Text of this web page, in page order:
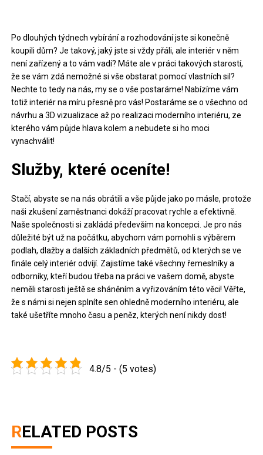
Po dlouhých týdnech vybírání a rozhodování jste si konečně
koupili dům? Je takový, jaký jste si vždy přáli, ale interiér v něm
není zařízený a to vám vadí? Máte ale v práci takových starostí,
že se vám zdá nemožné si vše obstarat pomocí vlastních sil?
Nechte to tedy na nás, my se o vše postaráme! Nabízíme vám
totižinteriér na míru přesně pro vás! Postaráme se o všechno od
návrhu a 3D vizualizace až po realizaci moderního interiéru, ze
kterého vám půjde hlava kolem a nebudete si ho moci
vynachválit!
Služby, které oceníte!
Stačí, abyste se na nás obrátili a vše půjde jako po másle, protože
naši zkušení zaměstnanci dokáží pracovat rychle a efektivně.
Naše společnosti si zakládá především na koncepci. Je pro nás
důležité být už na počátku, abychom vám pomohli s výběrem
podlah, dlažby a dalších základních předmětů, od kterých se ve
finále celý interiér odvíjí. Zajistíme také všechny řemeslníky a
odborníky, kteří budou třeba na práci ve vašem domě, abyste
neměli starosti ještě se sháněním a vyřizováním této věci! Věřte,
že s námi si nejen splníte sen ohledně moderního interiéru, ale
také ušetříte mnoho času a peněz, kterých není nikdy dost!
4.8/5 - (5 votes)
RELATED POSTS